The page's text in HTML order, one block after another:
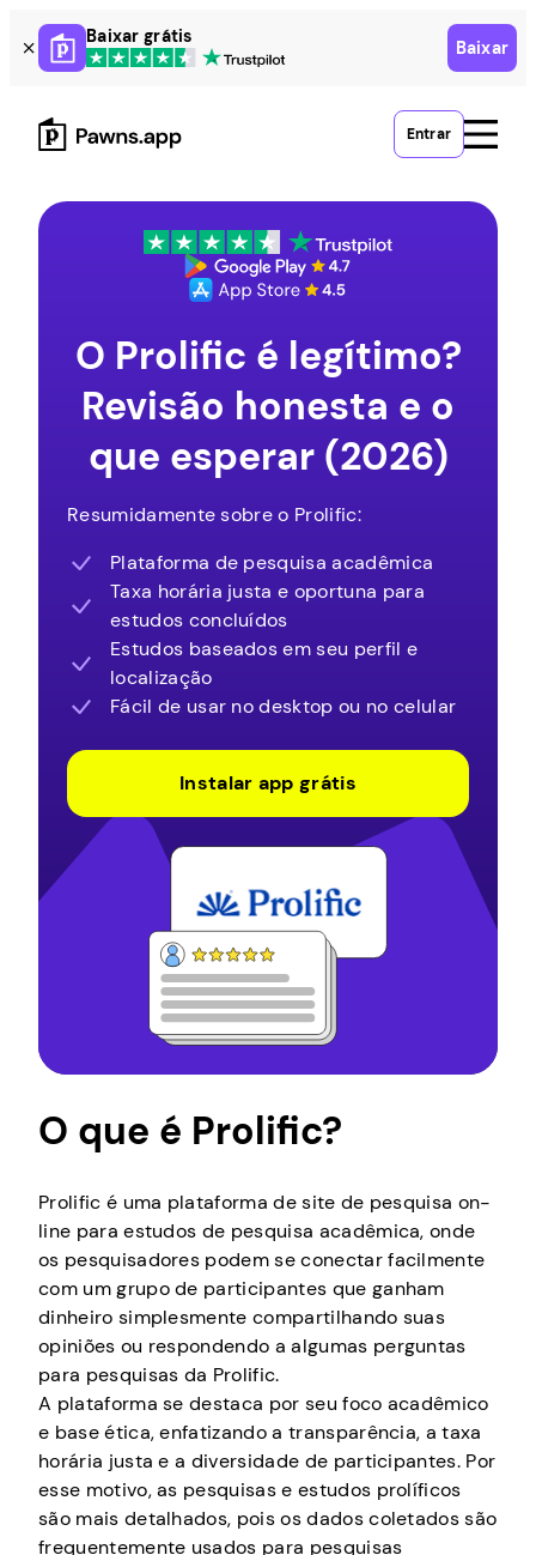
Skip
to
content
Baixar grátis
Baixar
Entrar
O Prolific é legítimo?
Revisão honesta e o
que esperar (2026)
Resumidamente sobre o Prolific:
Plataforma de pesquisa acadêmica
Taxa horária justa e oportuna para
estudos concluídos
Estudos baseados em seu perfil e
localização
Fácil de usar no desktop ou no celular
Instalar app grátis
O que é Prolific?
Prolific é uma plataforma de site de pesquisa on-
line para estudos de pesquisa acadêmica, onde
os pesquisadores podem se conectar facilmente
com um grupo de participantes que ganham
dinheiro simplesmente compartilhando suas
opiniões ou respondendo a algumas perguntas
para pesquisas da Prolific.
A plataforma se destaca por seu foco acadêmico
e base ética, enfatizando a transparência, a taxa
horária justa e a diversidade de participantes. Por
esse motivo, as pesquisas e estudos prolíficos
são mais detalhados, pois os dados coletados são
frequentemente usados para pesquisas